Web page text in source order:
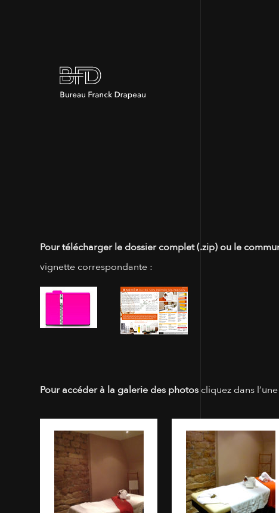
Pour télécharger le dossier complet (.zip) ou le
vignette correspondante :
Pour accéder à la galerie des photos cliquez dans